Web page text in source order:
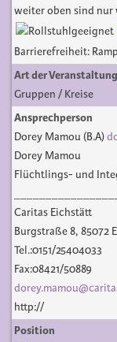
weiter oben sind nur
Barrierefreiheit:
Art der Veranstaltung
Gruppen / Kreise
Ansprechperson
Dorey Mamou (B.A)
Dorey Mamou
Flüchtlings- und
Caritas Eichstätt
Burgstraße 8, 85072
Tel.:0151/25404033
Fax:08421/50889
http://
Position